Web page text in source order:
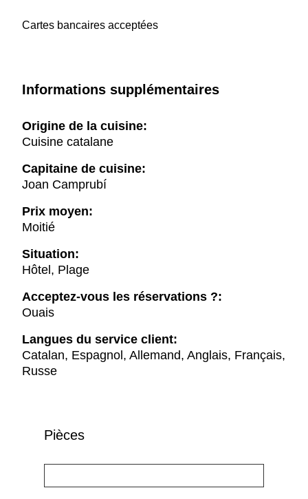
Cartes bancaires acceptées
Informations supplémentaires
Origine de la cuisine:
Cuisine catalane
Capitaine de cuisine:
Joan Camprubí
Prix moyen:
Moitié
Situation:
Hôtel, Plage
Acceptez-vous les réservations ?:
Ouais
Langues du service client:
Catalan, Espagnol, Allemand, Anglais, Français,
Russe
Pièces